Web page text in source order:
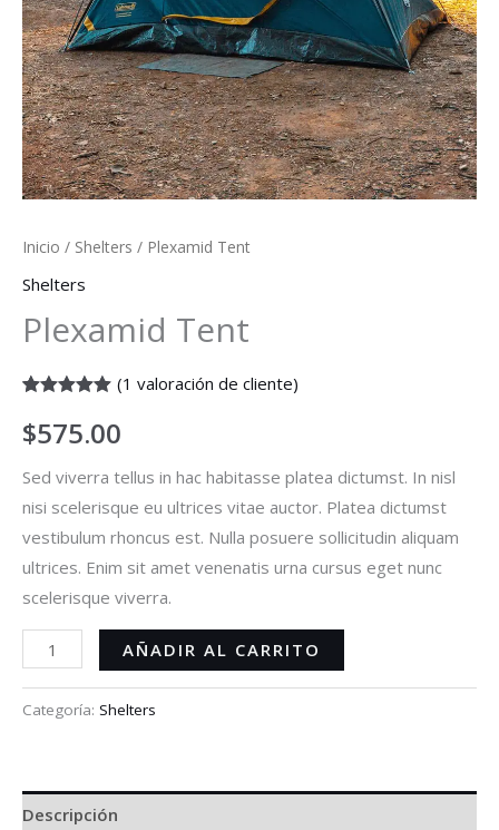
Inicio / Shelters / Plexamid Tent
Shelters
Plexamid Tent
con 5.00 de
5 en base a
de un cliente
(1 valoración de cliente)
$575.00
Sed viverra tellus in hac habitasse platea dictumst. In nisl
nisi scelerisque eu ultrices vitae auctor. Platea dictumst
vestibulum rhoncus est. Nulla posuere sollicitudin aliquam
ultrices. Enim sit amet venenatis urna cursus eget nunc
scelerisque viverra.
AÑADIR AL CARRITO
Categoría: Shelters
Descripción